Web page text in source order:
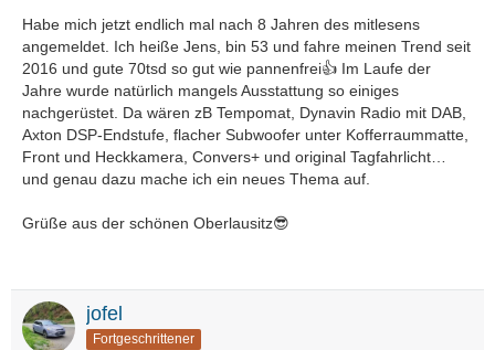
Habe mich jetzt endlich mal nach 8 Jahren des mitlesens
angemeldet. Ich heiße Jens, bin 53 und fahre meinen Trend seit
2016 und gute 70tsd so gut wie pannenfrei👍 Im Laufe der
Jahre wurde natürlich mangels Ausstattung so einiges
nachgerüstet. Da wären zB Tempomat, Dynavin Radio mit DAB,
Axton DSP-Endstufe, flacher Subwoofer unter Kofferraummatte,
Front und Heckkamera, Convers+ und original Tagfahrlicht…
und genau dazu mache ich ein neues Thema auf.
Grüße aus der schönen Oberlausitz😎
jofel
Fortgeschrittener